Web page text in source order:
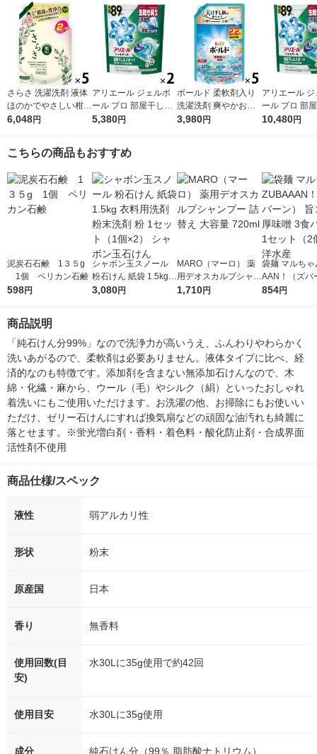
さらさ 洗濯洗剤 液体
ほのかでやさしい柑橘
系の香り 詰め替え ウ
P＆G
6,048円
アリエール ジェルボ
ール プロ 部屋干し＆
スポーツ 部屋干しで
1セット（89粒入×2
5,380円
ボールド 柔軟剤入り
洗濯洗剤 爽やかおひ
さまとフレッシュサボ
3,980円
アリエール
ール プロ 部
スポーツ 部
10,480円
こちらの商品もおすすめ
泥炭石石鹸 1３５g
1個 ペリカン石鹸
598円
シャボン玉スノール
粉石けん 紙袋 1.5kg
衣料用洗剤 粉末洗剤
3,080円
MARO（マーロ） 薬
用デオスカルプシャン
プー 詰替え 大容量 72
1,710円
袋麺 マルち
AAN！（ズバ
旨コク濃厚味
854円
商品説明
「純石けん分99%」なので洗浄力が高いうえ、ふんわりやわらかく
洗いあがるので、柔軟剤は必要ありません。液体タイプに比べ、経
済的なのも特徴です。添加剤を含まない無添加石けんなので、木
綿・化繊・麻から、ウール（毛）やシルク（絹）といったおしゃれ
着洗いにもご使用いただけます。お洗濯の他、お掃除にもお使いい
ただけ、ゼリー石けんにすれば換気扇などの頑固な油汚れも綺麗に
落とせます。※蛍光増白剤・香料・着色料・酸化防止剤・合成界面
活性剤不使用
商品仕様/スペック
液性 弱アルカリ性
形状 粉末
原産国 日本
香り 無香料
使用回数(目
安)
水30Lに35g使用で約42回
使用目安 水30Lに35g使用
成分 純石けん分（99％ 脂肪酸ナトリウム）